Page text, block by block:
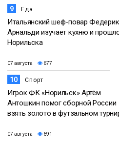
9 Еда
Итальянский шеф-повар
Арнальди изучает кухню и
Норильска
07 августа 677
10 Спорт
Игрок ФК «Норильск» Артём
Антошкин помог сборной России
взять золото в футзальном
07 августа 691